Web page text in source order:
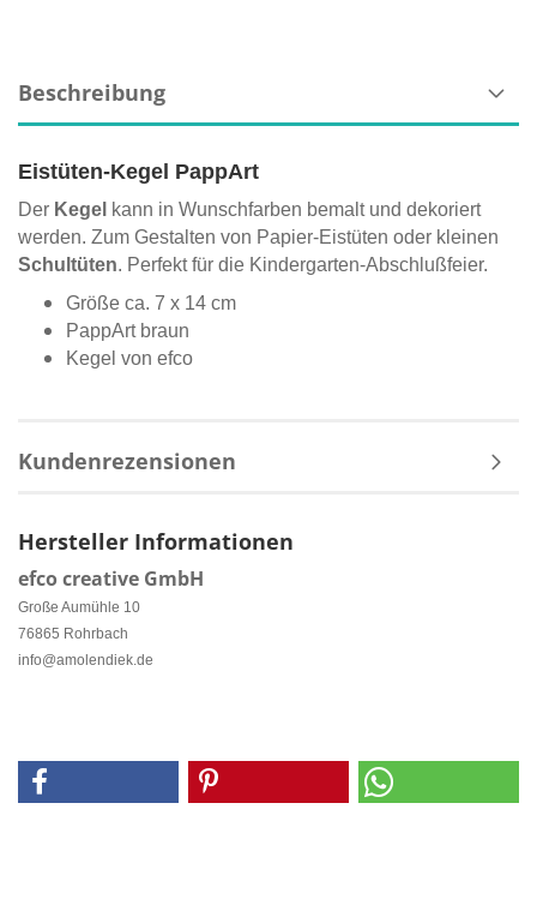
Beschreibung
Eistüten-Kegel PappArt
Der Kegel kann in Wunschfarben bemalt und dekoriert
werden. Zum Gestalten von Papier-Eistüten oder kleinen
Schultüten. Perfekt für die Kindergarten-Abschlußfeier.
Größe ca. 7 x 14 cm
PappArt braun
Kegel von efco
Kundenrezensionen
Hersteller Informationen
efco creative GmbH
Große Aumühle 10
76865 Rohrbach
info@amolendiek.de